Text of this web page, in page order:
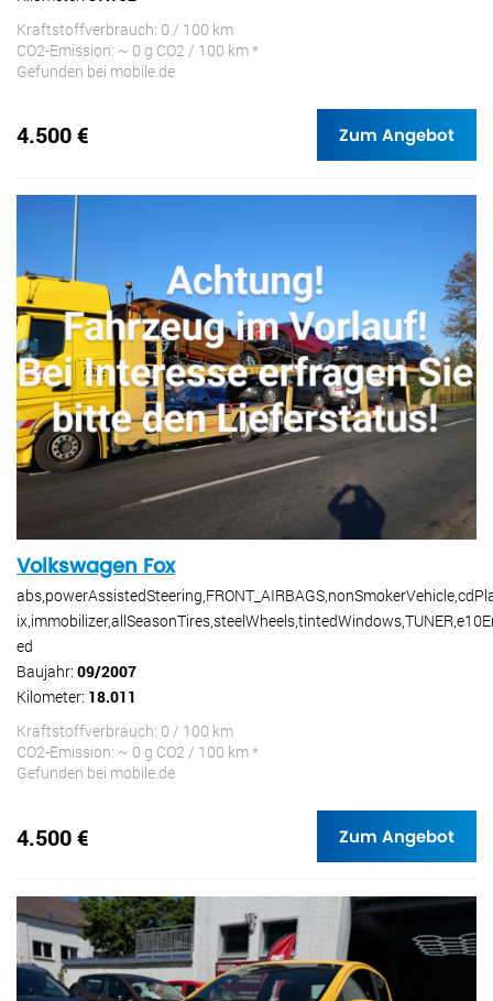
Kraftstoffverbrauch: 0 / 100 km
CO2-Emission: ~ 0 g CO2 / 100 km *
Gefunden bei mobile.de
4.500 € Zum Angebot
Volkswagen Fox
ed
Baujahr: 09/2007
Kilometer: 18.011
Kraftstoffverbrauch: 0 / 100 km
CO2-Emission: ~ 0 g CO2 / 100 km *
Gefunden bei mobile.de
4.500 € Zum Angebot